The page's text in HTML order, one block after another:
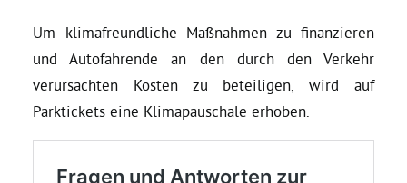
Mitglied werden
Um klimafreundliche Maßnahmen zu finanzieren
und Autofahrende an den durch den Verkehr
verursachten Kosten zu beteiligen, wird auf
Parktickets eine Klimapauschale erhoben.